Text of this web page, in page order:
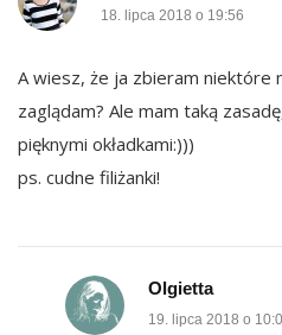
18. lipca 2018 o 19:56
A wiesz, że ja zbieram niektóre
zaglądam? Ale mam taką
pięknymi okładkami:)))
ps. cudne filiżanki!
Olgietta
19. lipca 2018 o